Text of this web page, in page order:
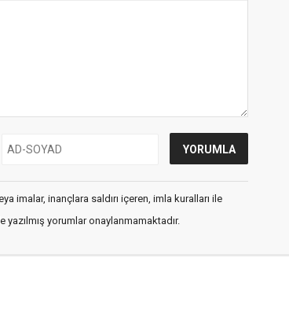
imalar, inançlara saldırı içeren, imla kuralları ile
yorumlar onaylanmamaktadır.